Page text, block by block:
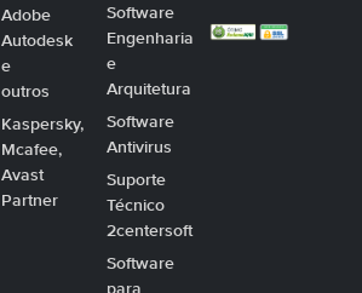
Adobe
Autodesk
e
outros
Kaspersky,
Mcafee,
Avast
Partner
Software
Engenharia
e
Arquitetura
Software
Antivirus
Suporte
Técnico
2centersoft
Software
para